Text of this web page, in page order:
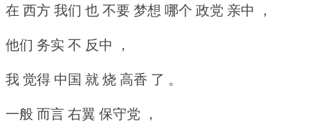
在 西方 我们 也 不要 梦想 哪个 政党 亲中 ，
他们 务实 不 反中 ，
我 觉得 中国 就 烧 高香 了 。
一般 而言 右翼 保守党 ，